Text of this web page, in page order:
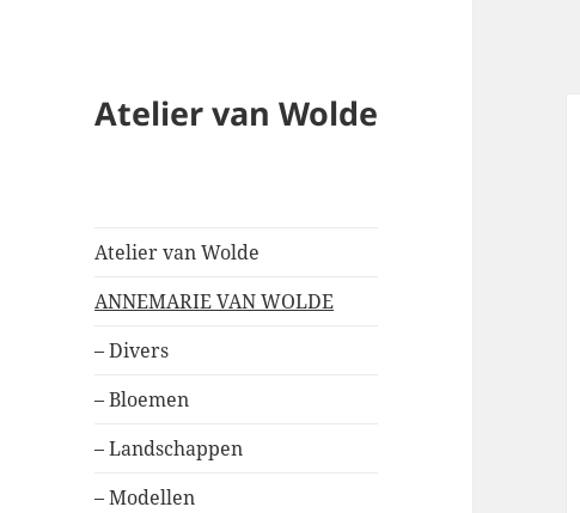
Atelier van Wolde
Atelier van Wolde
ANNEMARIE VAN WOLDE
– Divers
– Bloemen
– Landschappen
– Modellen